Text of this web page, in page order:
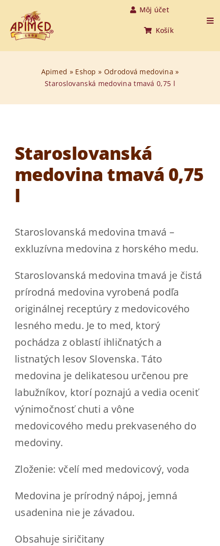
content
Môj účet
Košík
Kontakt
ESHOP
Apimed » Eshop » Odrodová medovina »
Staroslovanská medovina tmavá 0,75 l
Staroslovanská
medovina tmavá 0,75
l
Staroslovanská medovina tmavá –
exkluzívna medovina z horského medu.
Staroslovanská medovina tmavá je čistá
prírodná medovina vyrobená podľa
originálnej receptúry z medovicového
lesného medu. Je to med, ktorý
pochádza z oblastí ihličnatých a
listnatých lesov Slovenska. Táto
medovina je delikatesou určenou pre
labužníkov, ktorí poznajú a vedia oceniť
výnimočnosť chuti a vône
medovicového medu prekvaseného do
medoviny.
Zloženie: včelí med medovicový, voda
Medovina je prírodný nápoj, jemná
usadenina nie je závadou.
Obsahuje siričitany